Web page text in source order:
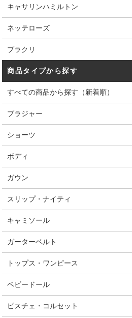
キャサリンハミルトン
ネッテローズ
ブラクリ
商品タイプから探す
すべての商品から探す（新着順）
ブラジャー
ショーツ
ボディ
ガウン
スリップ・ナイティ
キャミソール
ガーターベルト
トップス・ワンピース
ベビードール
ビスチェ・コルセット